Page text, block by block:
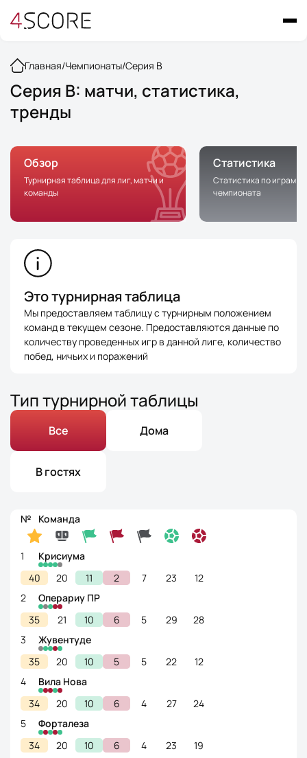
Главная/Чемпионаты/Серия B
Серия B: матчи, статистика,
тренды
Обзор
Турнирная таблица для лиг, матчи и
команды
Статистика
Статистика по играм в
чемпионата
Это турнирная таблица
Мы предоставляем таблицу с турнирным положением
команд в текущем сезоне. Предоставляются данные по
количеству проведенных игр в данной лиге, количество
побед, ничьих и поражений
Тип турнирной таблицы
Все Дома
В гостях
№ Команда
1
Крисиума
40
20 11 2 7 23
12
2
Операриу ПР
35
21 10 6 5 29
28
3
Жувентуде
35
20 10 5 5 22
12
4
Вила Нова
34
20 10 6 4 27
24
5
Форталеза
34
20 10 6 4 23
19